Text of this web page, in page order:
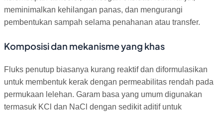
meminimalkan kehilangan panas, dan mengurangi
pembentukan sampah selama penahanan atau transfer.
Komposisi dan mekanisme yang khas
Fluks penutup biasanya kurang reaktif dan diformulasikan
untuk membentuk kerak dengan permeabilitas rendah pada
permukaan lelehan. Garam basa yang umum digunakan
termasuk KCl dan NaCl dengan sedikit aditif untuk